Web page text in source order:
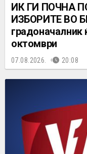
ИК ГИ ПОЧНА
ИЗБОРИТЕ ВО
градоначалник
октомври
07.08.2026. 20:08